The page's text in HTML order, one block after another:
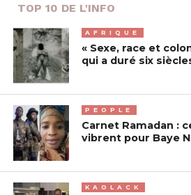
TOP 10 DE L'INFO
AFRIQUE
« Sexe, race et
qui a duré six
PEOPLE
Carnet Ramadan :
vibrent pour Baye
KAOLACK